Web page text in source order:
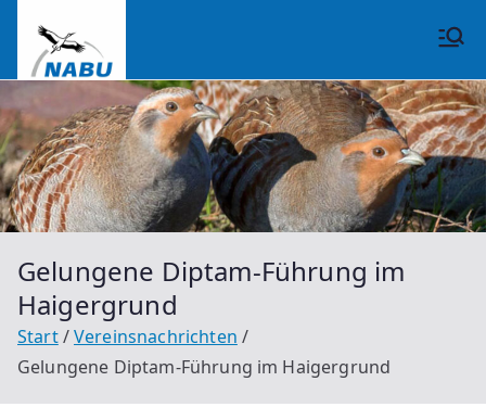
Inhalt
springen
NABU
Großrinderfeld
Gelungene Diptam-Führung im
Haigergrund
Start
Vereinsnachrichten
Gelungene Diptam-Führung im Haigergrund